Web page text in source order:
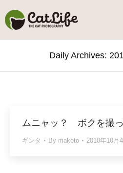
Daily Archives:
ムニャッ？ ボクを撮
ギンタ By makoto 2010年10月4